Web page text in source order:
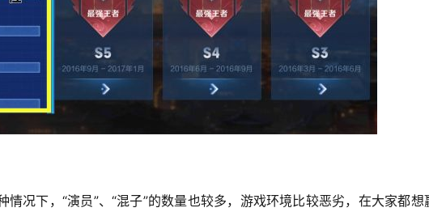
况下，“演员”、“混子”的数量也较多，游戏环境比较恶劣，在大家都想